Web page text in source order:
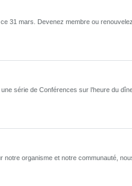
31 mars. Devenez membre ou
série de Conférences sur l’heure du
notre organisme et notre communauté,